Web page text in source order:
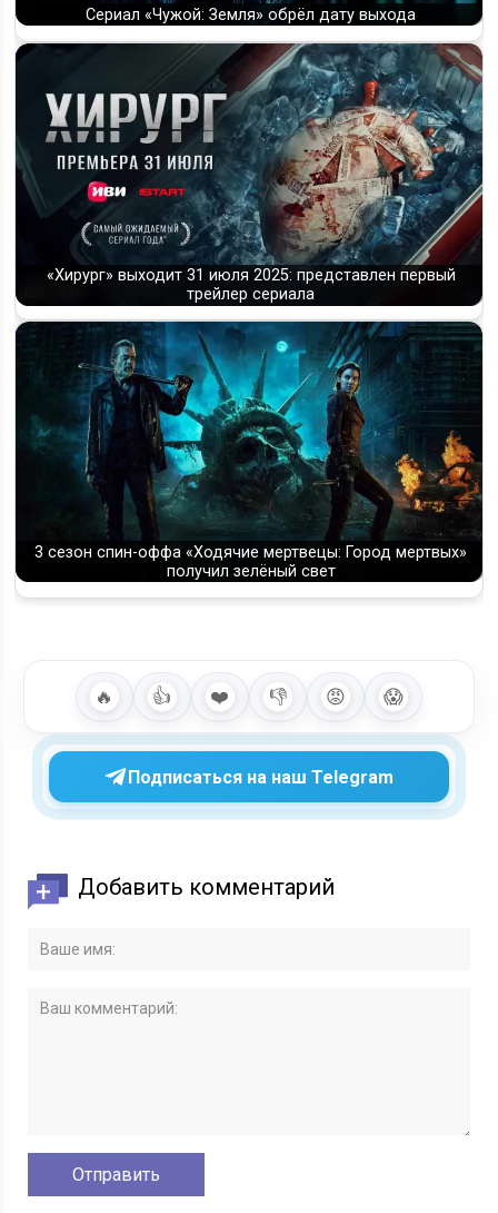
Сериал «Чужой: Земля» обрёл дату выхода
«Хирург» выходит 31 июля 2025: представлен первый
трейлер сериала
3 сезон спин-оффа «Ходячие мертвецы: Город мертвых»
получил зелёный свет
🔥 👍 ❤️ 👎 😡 😱
Подписаться на наш Telegram
Добавить комментарий